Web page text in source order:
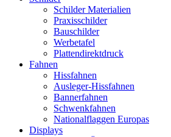
Schilder Materialien
Praxisschilder
Bauschilder
Werbetafel
Plattendirektdruck
Fahnen
Hissfahnen
Ausleger-Hissfahnen
Bannerfahnen
Schwenkfahnen
Nationalflaggen Europas
Displays